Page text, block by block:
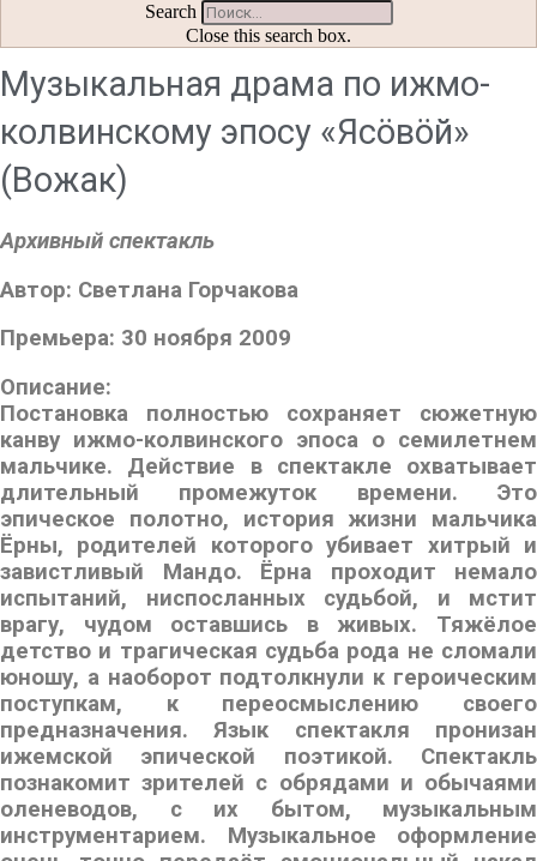
Search
Close this search box.
Музыкальная драма по ижмо-
колвинскому эпосу «Ясöвöй»
(Вожак)
Архивный спектакль
Автор: Светлана Горчакова
Премьера: 30 ноября 2009
Описание:
Постановка полностью сохраняет сюжетную
канву ижмо-колвинского эпоса о семилетнем
мальчике. Действие в спектакле охватывает
длительный промежуток времени. Это
эпическое полотно, история жизни мальчика
Ёрны, родителей которого убивает хитрый и
завистливый Мандо. Ёрна проходит немало
испытаний, ниспосланных судьбой, и мстит
врагу, чудом оставшись в живых. Тяжёлое
детство и трагическая судьба рода не сломали
юношу, а наоборот подтолкнули к героическим
поступкам, к переосмыслению своего
предназначения. Язык спектакля пронизан
ижемской эпической поэтикой. Спектакль
познакомит зрителей с обрядами и обычаями
оленеводов, с их бытом, музыкальным
инструментарием. Музыкальное оформление